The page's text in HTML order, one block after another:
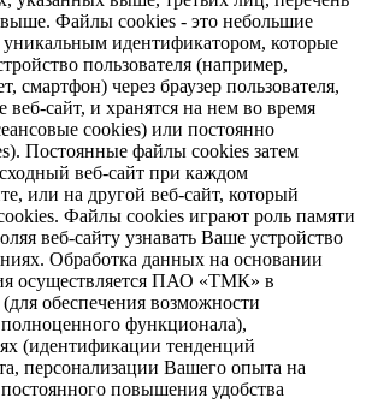
Файлы cookies - это небольшие
идентификатором, которые
пользователя (например,
смартфон) через браузер пользователя,
веб-сайт, и хранятся на нем во время
cookies) или постоянно
Постоянные файлы cookies затем
веб-сайт при каждом
или на другой веб-сайт, который
Файлы cookies играют роль памяти
веб-сайту узнавать Ваше устройство
Обработка данных на основании
осуществляется ПАО «ТМК» в
обеспечения возможности
полноценного функционала),
(идентификации тенденций
персонализации Вашего опыта на
повышения удобства